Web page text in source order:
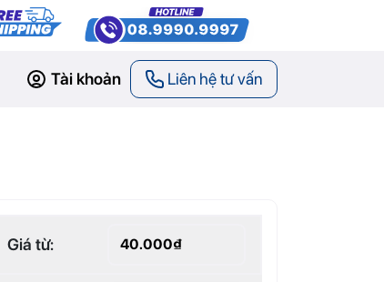
Tài khoản Liên hệ tư vấn
Giá từ: 40.000₫